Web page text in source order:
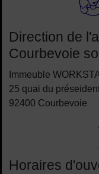
Direction de
Courbevoie
Immeuble
25 quai du
92400 Courbevoie
Horaires